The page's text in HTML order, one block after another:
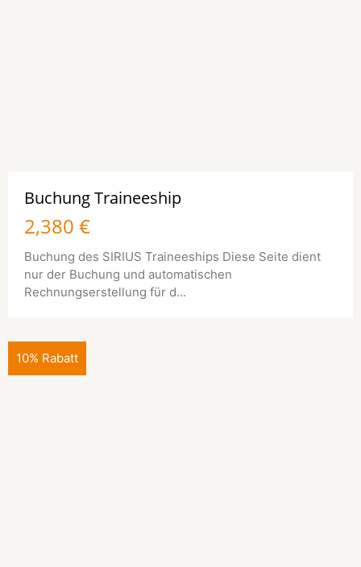
Buchung Traineeship
2,380 €
Buchung des SIRIUS Traineeships Diese Seite dient
nur der Buchung und automatischen
Rechnungserstellung für d...
10% Rabatt